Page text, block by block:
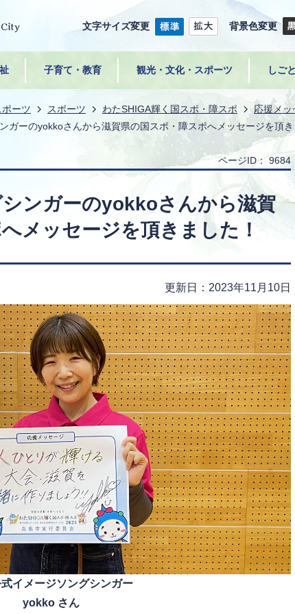
文字サイズ変更 背景色変更
子育て・教育 観光・文化・スポーツ しご
ーツ スポーツ わたSHIGA輝く国スポ・障スポ
応援メッ
ガーのyokkoさんから滋賀県の国スポ・障スポへメッセージを頂
ページID： 9684
ンガーのyokkoさんから滋賀
メッセージを頂きました！
更新日：2023年11月10日
イメージソングシンガー
yokko さん